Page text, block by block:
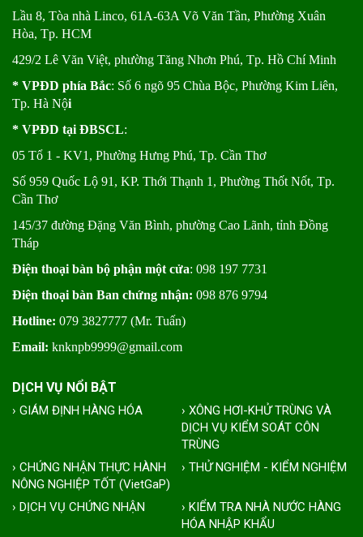
Lầu 8, Tòa nhà Linco, 61A-63A Võ Văn Tần, Phường Xuân
Hòa, Tp. HCM
429/2 Lê Văn Việt, phường Tăng Nhơn Phú, Tp. Hồ Chí Minh
* VPĐD phía Bắc: Số 6 ngõ 95 Chùa Bộc, Phường Kim Liên,
Tp. Hà Nội
* VPĐD tại ĐBSCL:
05 Tổ 1 - KV1, Phường Hưng Phú, Tp. Cần Thơ
Số 959 Quốc Lộ 91, KP. Thới Thạnh 1, Phường Thốt Nốt, Tp.
Cần Thơ
145/37 đường Đặng Văn Bình, phường Cao Lãnh, tỉnh Đồng
Tháp
Điện thoại bàn bộ phận một cửa: 098 197 7731
Điện thoại bàn Ban chứng nhận: 098 876 9794
Hotline: 079 3827777 (Mr. Tuấn)
Email: knknpb9999@gmail.com
DỊCH VỤ NỔI BẬT
› DỊCH VỤ CHỨNG NHẬN
› KIỂM TRA NHÀ NƯỚC HÀNG
HÓA NHẬP KHẨU
› CHỨNG NHẬN THỰC HÀNH
NÔNG NGHIỆP TỐT (VietGaP)
› THỬ NGHIỆM - KIỂM NGHIỆM
› GIÁM ĐỊNH HÀNG HÓA
› XÔNG HƠI-KHỬ TRÙNG VÀ
DỊCH VỤ KIỂM SOÁT CÔN
TRÙNG